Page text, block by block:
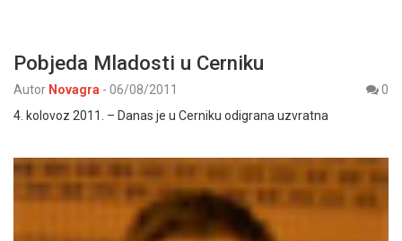
Pobjeda Mladosti u Cerniku
Autor Novagra - 06/08/2011
0
4. kolovoz 2011. – Danas je u Cerniku odigrana uzvratna